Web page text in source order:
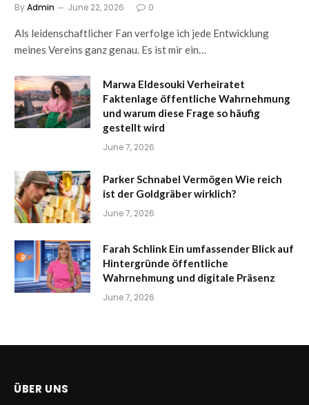
ByAdmin June 22, 2026 0
Als leidenschaftlicher Fan verfolge ich jede Entwicklung
meines Vereins ganz genau. Es ist mir ein…
Marwa Eldesouki Verheiratet
Faktenlage öffentliche Wahrnehmung
und warum diese Frage so häufig
gestellt wird
June 7, 2026
Parker Schnabel Vermögen Wie reich
ist der Goldgräber wirklich?
June 7, 2026
Farah Schlink Ein umfassender Blick auf
Hintergründe öffentliche
Wahrnehmung und digitale Präsenz
June 7, 2026
ÜBER UNS